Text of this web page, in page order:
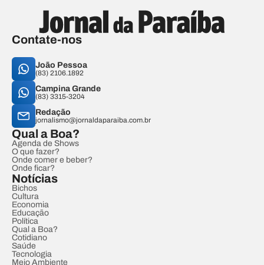
Contate-nos
João Pessoa
(83) 2106.1892
Campina Grande
(83) 3315-3204
Redação
jornalismo@jornaldaparaiba.com.br
Qual a Boa?
Agenda de Shows
O que fazer?
Onde comer e beber?
Onde ficar?
Notícias
Bichos
Cultura
Economia
Educação
Política
Qual a Boa?
Cotidiano
Saúde
Tecnologia
Meio Ambiente